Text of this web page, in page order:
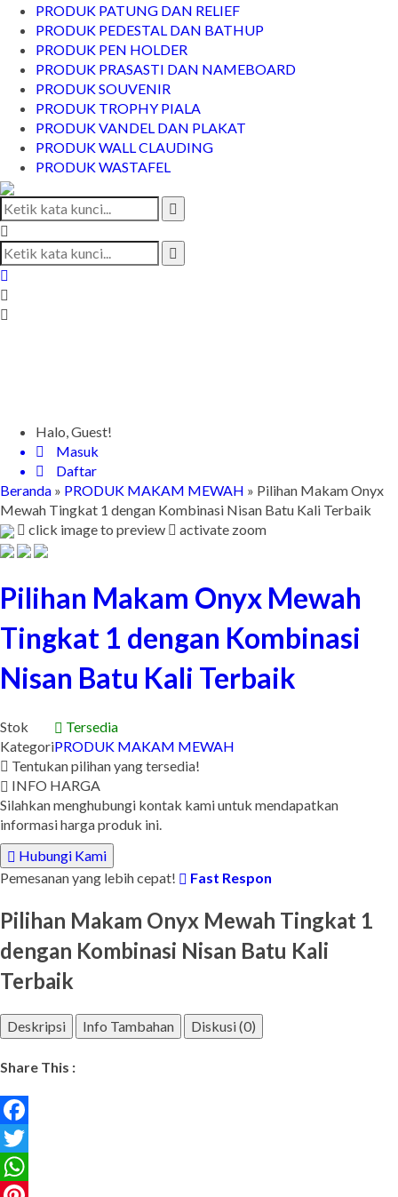
PRODUK PATUNG DAN RELIEF
PRODUK PEDESTAL DAN BATHUP
PRODUK PEN HOLDER
PRODUK PRASASTI DAN NAMEBOARD
PRODUK SOUVENIR
PRODUK TROPHY PIALA
PRODUK VANDEL DAN PLAKAT
PRODUK WALL CLAUDING
PRODUK WASTAFEL
Halo, Guest!
Masuk
Daftar
Beranda » PRODUK MAKAM MEWAH » Pilihan Makam Onyx
Mewah Tingkat 1 dengan Kombinasi Nisan Batu Kali Terbaik
click image to preview
activate zoom
Pilihan Makam Onyx Mewah
Tingkat 1 dengan Kombinasi
Nisan Batu Kali Terbaik
Stok
Tersedia
KategoriPRODUK MAKAM MEWAH
Tentukan pilihan yang tersedia!
INFO HARGA
Silahkan menghubungi kontak kami untuk mendapatkan
informasi harga produk ini.
Hubungi Kami
Pemesanan yang lebih cepat!
Fast Respon
Pilihan Makam Onyx Mewah Tingkat 1
dengan Kombinasi Nisan Batu Kali
Terbaik
Deskripsi Info Tambahan Diskusi (0)
Share This :
Facebook
Twitter